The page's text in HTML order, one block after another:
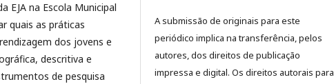
EJA na Escola Municipal
quais as práticas
dos jovens e
descritiva e
de pesquisa
A submissão de originais para este
periódico implica na transferência, pelos
autores, dos direitos de publicação
impressa e digital. Os direitos autorais para